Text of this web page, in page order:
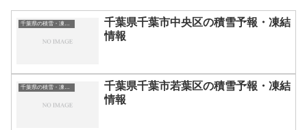
千葉県の積雪・凍結情報
千葉県千葉市中央区の積雪予報・凍結
情報
千葉県の積雪・凍結情報
千葉県千葉市若葉区の積雪予報・凍結
情報